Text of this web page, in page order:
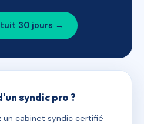
30 jours →
syndic pro ?
un cabinet syndic certifié